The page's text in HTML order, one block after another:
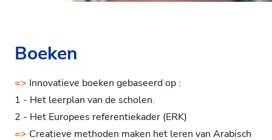
Boeken
=> Innovatieve boeken gebaseerd op :
1 - Het leerplan van de scholen.
2 - Het Europees referentiekader (ERK)
=> Creatieve methoden maken het leren van Arabisch